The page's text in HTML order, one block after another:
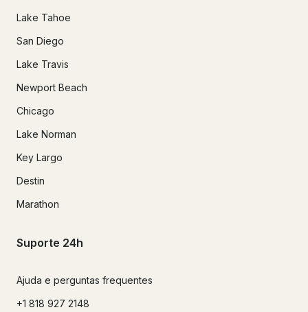
Lake Tahoe
San Diego
Lake Travis
Newport Beach
Chicago
Lake Norman
Key Largo
Destin
Marathon
Suporte 24h
Ajuda e perguntas frequentes
+1 818 927 2148